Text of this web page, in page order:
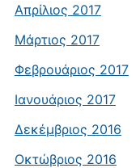
Απρίλιος 2017
Μάρτιος 2017
Φεβρουάριος 2017
Ιανουάριος 2017
Δεκέμβριος 2016
Οκτώβριος 2016